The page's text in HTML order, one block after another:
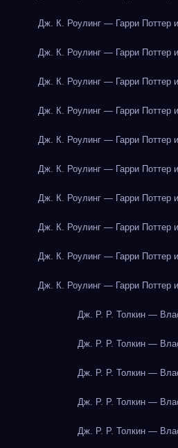
Дж. К. Роулинг — Гарри Поттер
Дж. К. Роулинг — Гарри Поттер
Дж. К. Роулинг — Гарри Поттер
Дж. К. Роулинг — Гарри Поттер
Дж. К. Роулинг — Гарри Поттер
Дж. К. Роулинг — Гарри Поттер
Дж. К. Роулинг — Гарри Поттер
Дж. К. Роулинг — Гарри Поттер
Дж. К. Роулинг — Гарри Поттер
Дж. К. Роулинг — Гарри Поттер
Дж. Р. Р. Толкин —
Дж. Р. Р. Толкин —
Дж. Р. Р. Толкин —
Дж. Р. Р. Толкин —
Дж. Р. Р. Толкин —